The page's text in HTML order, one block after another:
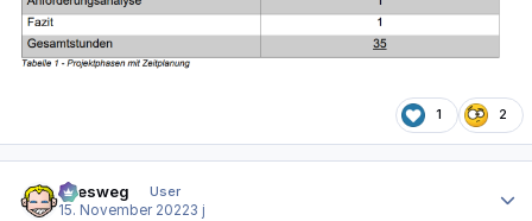
1 2
allesweg
User
15. November 20223 j